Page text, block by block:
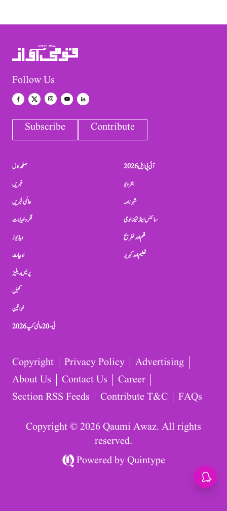
Follow Us
Subscribe Contribute
صفحہ اول
خبریں
عالمی خبریں
فکر و خیالات
ویڈیوز
ادبیات
پریس ریلیز
کھیل
خواتین
ٹی-20 عالمی کپ 2026
آئی پی ایل 2026
انٹرویو
شہرنامہ
سائنس اینڈ ٹیکنالوجی
فلم اور تفریح
تعلیم اور کیریر
Copyright Privacy Policy
Advertising
About Us
Contact Us
Career
Section RSS Feeds
Contribute T&C FAQs
Copyright © 2026 Qaumi Awaz. All rights
reserved.
Powered byQuintype